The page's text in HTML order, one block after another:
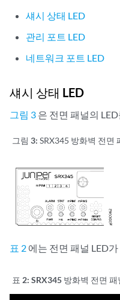
섀시 상태 LED
관리 포트 LED
네트워크 포트 LED
섀시 상태 LED
그림 3 은 전면 패널의
그림 3: SRX345 방화벽 전면
표 2 에는 전면 패널 LED
표 2: SRX345 방화벽 전면 패